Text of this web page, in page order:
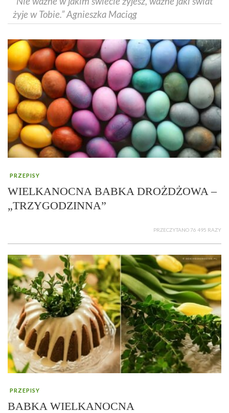
żyje w Tobie.” Agnieszka Maciąg
PRZEPISY
WIELKANOCNA BABKA DROŻDŻOWA –
„TRZYGODZINNA”
PRZECZYTANO 76 495 RAZY
PRZEPISY
BABKA WIELKANOCNA